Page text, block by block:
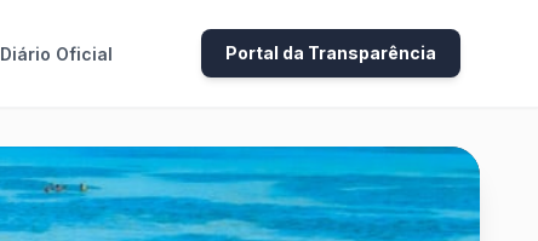
Diário Oficial Portal da Transparência